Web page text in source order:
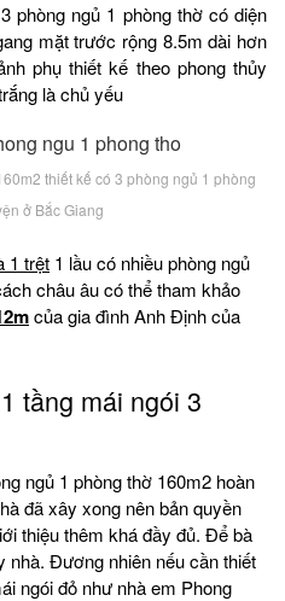
phòng ngủ 1 phòng thờ có diện
mặt trước rộng 8.5m dài hơn
phụ thiết kế theo phong thủy
là chủ yếu
thiết kế có 3 phòng ngủ 1 phòng
ở Bắc Giang
1 trệt 1 lầu có nhiều phòng ngủ
châu âu có thể tham khảo
của gia đình Anh Định của
tầng mái ngói 3
ngủ 1 phòng thờ 160m2 hoàn
đã xây xong nên bản quyền
thiệu thêm khá đầy đủ. Để bà
nhà. Đương nhiên nếu cần thiết
ngói đỏ như nhà em Phong